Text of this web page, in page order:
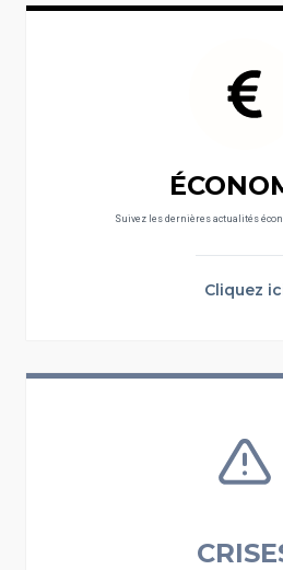
Suivez les dernières actualités
Cliquez